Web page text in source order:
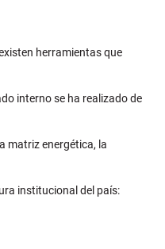
herramientas que
interno se ha realizado de
matriz energética, la
institucional del país: